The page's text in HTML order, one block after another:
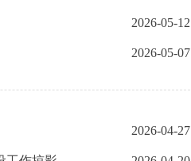
2026-05-12
2026-05-07
2026-04-27